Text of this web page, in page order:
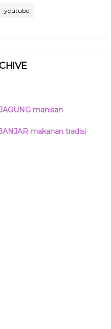
youtube
manisan
makanan tradisi